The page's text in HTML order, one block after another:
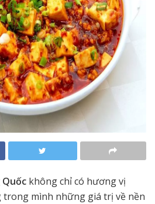
không chỉ có hương vị
trong mình những giá trị về nền